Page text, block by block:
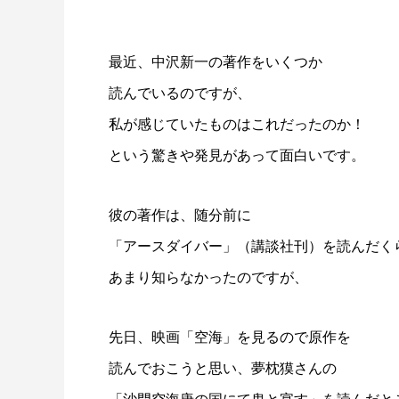
最近、中沢新一の著作をいくつか
読んでいるのですが、
私が感じていたものはこれだったのか！
という驚きや発見があって面白いです。
彼の著作は、随分前に
「 アースダイバー 」（講談社刊）を読んだく
あまり知らなかったのですが、
先日、映画「 空海 」を見るので原作を
読んでおこうと思い、夢枕獏さんの